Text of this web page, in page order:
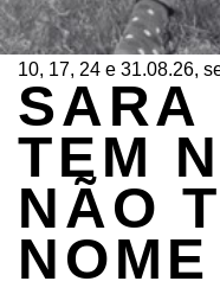
10, 17, 24 e 31.08.26,
SARA
TEM
NÃO
NOME